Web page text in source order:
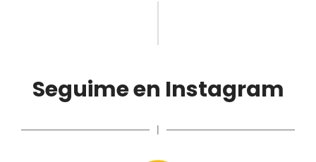
Seguime en Instagram
|